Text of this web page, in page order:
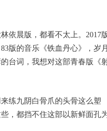
依晨版，都看不太上。2017
版的音乐《铁血丹心》，岁月
台词，我想对这部青春版《
练九阴白骨爪的头骨这么塑
，都挡不住这部以新鲜面孔